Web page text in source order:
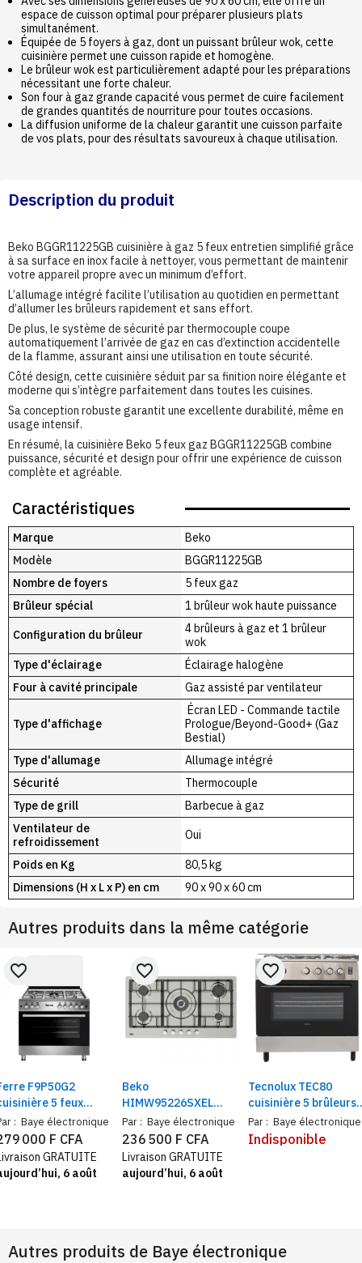
espace de cuisson optimal pour préparer plusieurs plats
simultanément.
Équipée de 5 foyers à gaz, dont un puissant brûleur wok, cette
cuisinière permet une cuisson rapide et homogène.
Le brûleur wok est particulièrement adapté pour les préparations
nécessitant une forte chaleur.
Son four à gaz grande capacité vous permet de cuire facilement
de grandes quantités de nourriture pour toutes occasions.
La diffusion uniforme de la chaleur garantit une cuisson parfaite
de vos plats, pour des résultats savoureux à chaque utilisation.
Description du produit
Beko BGGR11225GB cuisinière à gaz 5 feux entretien simplifié grâce
à sa surface en inox facile à nettoyer, vous permettant de maintenir
votre appareil propre avec un minimum d’effort.
L’allumage intégré facilite l’utilisation au quotidien en permettant
d’allumer les brûleurs rapidement et sans effort.
De plus, le système de sécurité par thermocouple coupe
automatiquement l’arrivée de gaz en cas d’extinction accidentelle
de la flamme, assurant ainsi une utilisation en toute sécurité.
Côté design, cette cuisinière séduit par sa finition noire élégante et
moderne qui s’intègre parfaitement dans toutes les cuisines.
Sa conception robuste garantit une excellente durabilité, même en
usage intensif.
En résumé, la cuisinière Beko 5 feux gaz BGGR11225GB combine
puissance, sécurité et design pour offrir une expérience de cuisson
complète et agréable.
Caractéristiques
Marque
Beko
Modèle
BGGR11225GB
Nombre de foyers
5 feux gaz
Brûleur spécial
1 brûleur wok haute puissance
Configuration du brûleur
4 brûleurs à gaz et 1 brûleur
wok
Type d'éclairage
Éclairage halogène
Four à cavité principale
Gaz assisté par ventilateur
Type d'affichage
Écran LED - Commande tactile
Prologue/Beyond-Good+ (Gaz
Bestial)
Type d'allumage
‎Allumage intégré
Sécurité
Thermocouple
Type de grill
Barbecue à gaz
Ventilateur de
refroidissement
‎Oui
Poids en Kg
80,5 kg
Dimensions (H x L x P) en cm
90 x 90 x 60 cm
Autres produits dans la même catégorie
F9P50G2
5 feux
électrique
– Cuisinière 5
four à gaz +
: Baye électronique
favorite_border
000 F CFA
GRATUITE
6 août
Beko
HIMW95226SXEL
plaque encastrable 5
feux gaz inox 11500 W
brûleur Wok
Par : Baye électronique
favorite_border
236 500 F CFA
Livraison GRATUITE
aujourd’hui, 6 août
Tecnolux TEC80
cuisinière 5 brûleurs
80x60 inox | 5 feux et
four à gaz avec
Par : Baye électronique
favorite_border
Indisponible
Autres produits de Baye électronique